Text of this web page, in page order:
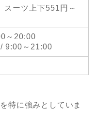
スーツ上下551円～
～20:00
9:00～21:00
特に強みとしていま